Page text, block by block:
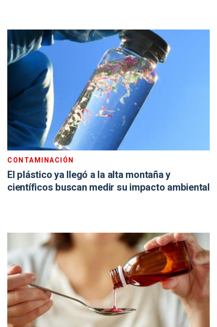
CONTAMINACIÓN
El plástico ya llegó a la alta montaña y
científicos buscan medir su impacto ambiental